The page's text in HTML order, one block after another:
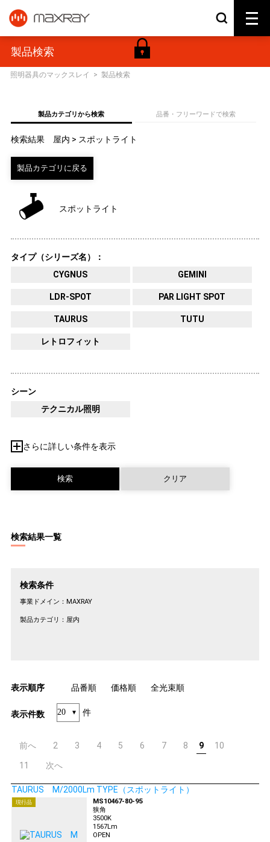
製品検索
照明器具のマックスレイ > 製品検索
製品カテゴリから検索 品番・フリーワードで検索
検索結果 屋内 > スポットライト
スポットライト
タイプ（シリーズ名）：
CYGNUS
GEMINI
LDR-SPOT PAR LIGHT SPOT
TAURUS TUTU
レトロフィット
シーン
テクニカル照明
さらに詳しい条件を表示
検索結果一覧
検索条件
事業ドメイン： MAXRAY
製品カテゴリ： 屋内
表示順序 品番順 価格順 全光束順
表示件数 件
前へ 2 3 4 5 6 7 8 9 10
11 次へ
TAURUS M/2000Lm TYPE（スポットライト）
現行品
MS10467-80-95
狭角
3500K
1567Lm
OPEN